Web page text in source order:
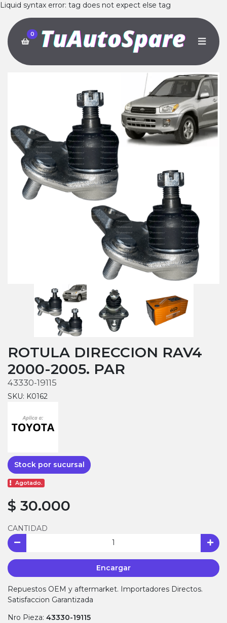
Liquid syntax error: tag does not expect else tag
0
ROTULA DIRECCION RAV4
2000-2005. PAR
43330-19115
SKU: K0162
Stock por sucursal
Agotado.
$ 30.000
CANTIDAD
Encargar
Repuestos OEM y aftermarket. Importadores Directos.
Satisfaccion Garantizada
Nro Pieza: 43330-19115